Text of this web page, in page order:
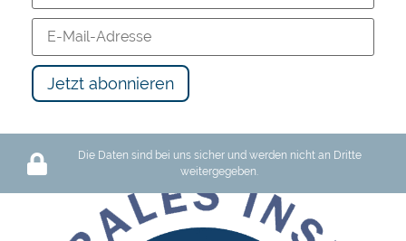
Die Daten sind bei uns sicher und werden nicht an Dritte
weitergegeben.